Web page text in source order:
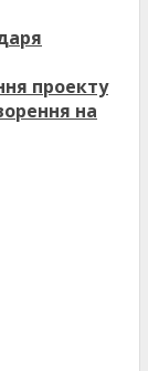
проекту
на